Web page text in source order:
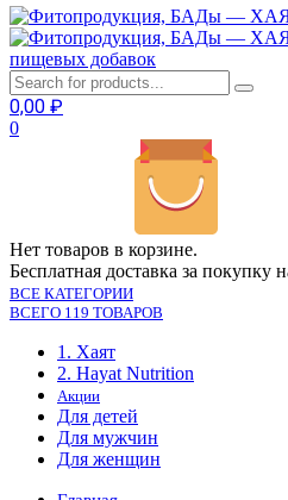
пищевых добавок
0,00 ₽
0
Нет товаров в корзине.
Бесплатная доставка за покупку
ВСЕ КАТЕГОРИИ
ВСЕГО 119 ТОВАРОВ
1. Хаят
2. Hayat Nutrition
Акции
Для детей
Для мужчин
Для женщин